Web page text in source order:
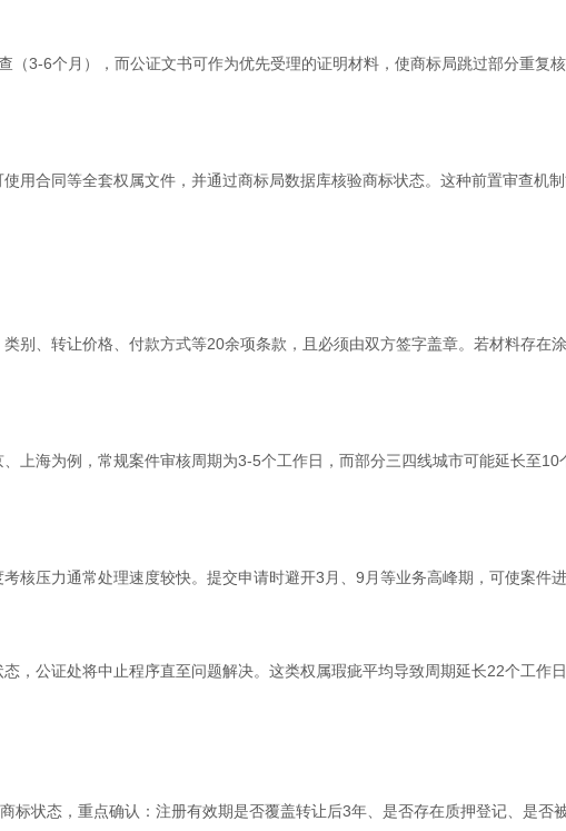
（3-6个月），而公证文书可作为优先受理的证明材料，使商标局跳过部分重复
用合同等全套权属文件，并通过商标局数据库核验商标状态。这种前置审查机
别、转让价格、付款方式等20余项条款，且必须由双方签字盖章。若材料存在
上海为例，常规案件审核周期为3-5个工作日，而部分三四线城市可能延长至
核压力通常处理速度较快。提交申请时避开3月、9月等业务高峰期，可使案件
，公证处将中止程序直至问题解决。这类权属瑕疵平均导致周期延长22个工作
标状态，重点确认：注册有效期是否覆盖转让后3年、是否存在质押登记、是否